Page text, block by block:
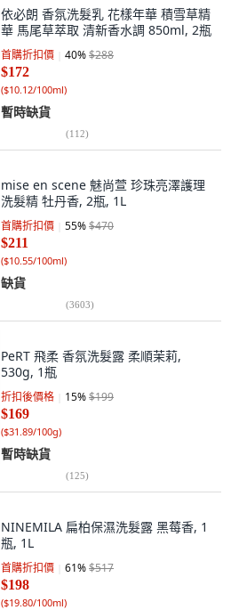
依必朗 香氛洗髮乳 花樣年華 積雪草精
華 馬尾草萃取 清新香水調 850ml, 2瓶
首購折扣價 40%$288
$172
($10.12/100ml)
暫時缺貨
(112)
mise en scene 魅尚萱 珍珠亮澤護理
洗髮精 牡丹香, 2瓶, 1L
首購折扣價 55%$470
$211
($10.55/100ml)
缺貨
(3603)
PeRT 飛柔 香氛洗髮露 柔順茉莉,
530g, 1瓶
折扣後價格 15%$199
$169
($31.89/100g)
暫時缺貨
(125)
NINEMILA 扁柏保濕洗髮露 黑莓香, 1
瓶, 1L
首購折扣價 61%$517
$198
($19.80/100ml)